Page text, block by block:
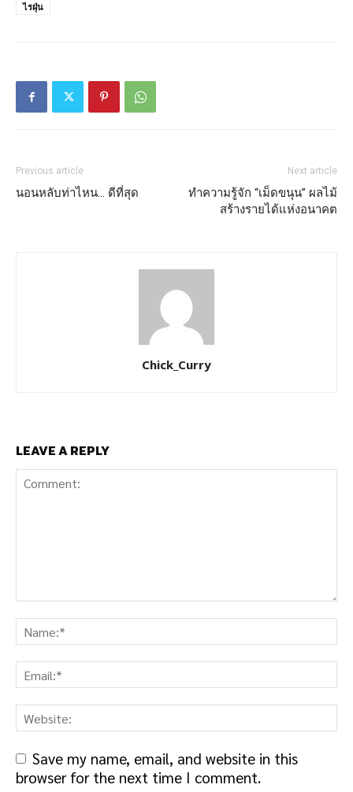
ไรฝุ่น
Previous article
นอนหลับท่าไหน… ดีที่สุด
Next article
ทำความรู้จัก “เม็ดขนุน” ผลไม้
สร้างรายได้แห่งอนาคต
Chick_Curry
LEAVE A REPLY
Save my name, email, and website in this
browser for the next time I comment.